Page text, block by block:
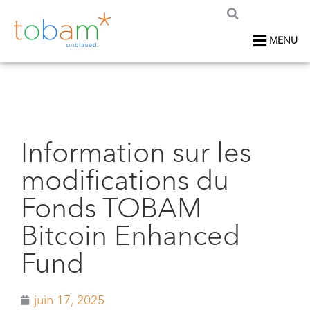
MENU
Information sur les
modifications du
Fonds TOBAM
Bitcoin Enhanced
Fund
juin 17, 2025